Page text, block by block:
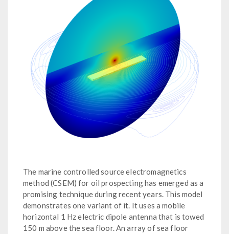
The marine controlled source electromagnetics
method (CSEM) for oil prospecting has emerged as a
promising technique during recent years. This model
demonstrates one variant of it. It uses a mobile
horizontal 1 Hz electric dipole antenna that is towed
150 m above the sea floor. An array of sea floor